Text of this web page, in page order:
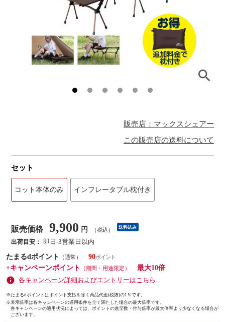
販売店：マックスシェアー
この販売店の送料について
セット
コット本体のみ インフレータブル枕付き
販売価格 9,900 円 （税込） 送料込み
出荷目安：
即日-3営業日以内
たまるdポイント
（通常）
90
+キャンペーンポイント
（期間・用途限定）
最大10倍
各キャンペーン詳細およびエントリーはこちら
※たまるdポイントはポイント支払を除く商品代金(税抜)の1％です。
※表示倍率は各キャンペーンの適用条件を全て満たした場合の最大倍率です。
各キャンペーンの適用状況によっては、ポイントの進呈数・付与倍率が最大倍率より少なくなる場合が
ございます。